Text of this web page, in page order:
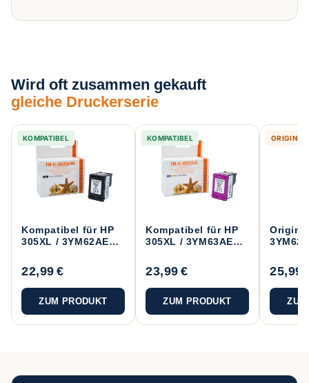
Wird oft zusammen gekauft
gleiche Druckerserie
KOMPATIBEL
Kompatibel für HP
305XL / 3YM62AE
Schwarz
22,99 €
ZUM PRODUKT
KOMPATIBEL
Kompatibel für HP
305XL / 3YM63AE
Color
23,99 €
ZUM PRODUKT
ORIGINAL
25,99